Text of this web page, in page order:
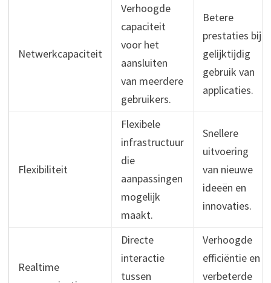
Netwerkcapaciteit
Verhoogde
capaciteit
voor het
aansluiten
van meerdere
gebruikers.
Betere
prestaties bij
gelijktijdig
gebruik van
applicaties.
Flexibiliteit
Flexibele
infrastructuur
die
aanpassingen
mogelijk
maakt.
Snellere
uitvoering
van nieuwe
ideeën en
innovaties.
Realtime
Directe
interactie
tussen
Verhoogde
efficiëntie en
verbeterde